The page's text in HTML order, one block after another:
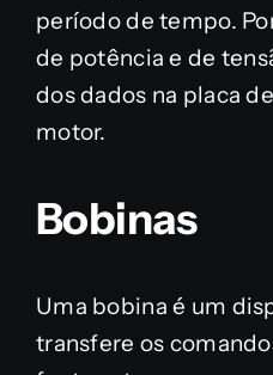
período de tempo.
de potência e de
dos dados na placa
motor.
Bobinas
Uma bobina é um
transfere os